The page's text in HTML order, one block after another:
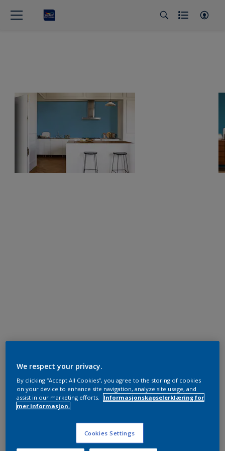
We respect your privacy.
By clicking “Accept All Cookies”, you agree to the storing of cookies
on your device to enhance site navigation, analyze site usage, and
assist in our marketing efforts.
Informasjonskapselerklæring for
mer informasjon.
Cookies Settings